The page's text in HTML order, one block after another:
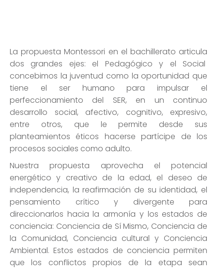
La propuesta Montessori en el bachillerato articula
dos grandes ejes: el Pedagógico y el Social
concebimos la juventud como la oportunidad que
tiene el ser humano para impulsar el
perfeccionamiento del SER, en un continuo
desarrollo social, afectivo, cognitivo, expresivo,
entre otros, que le permite desde sus
planteamientos éticos hacerse partícipe de los
procesos sociales como adulto.
Nuestra propuesta aprovecha el potencial
energético y creativo de la edad, el deseo de
independencia, la reafirmación de su identidad, el
pensamiento crítico y divergente para
direccionarlos hacia la armonía y los estados de
conciencia: Conciencia de Sí Mismo, Conciencia de
la Comunidad, Conciencia cultural y Conciencia
Ambiental. Estos estados de conciencia permiten
que los conflictos propios de la etapa sean